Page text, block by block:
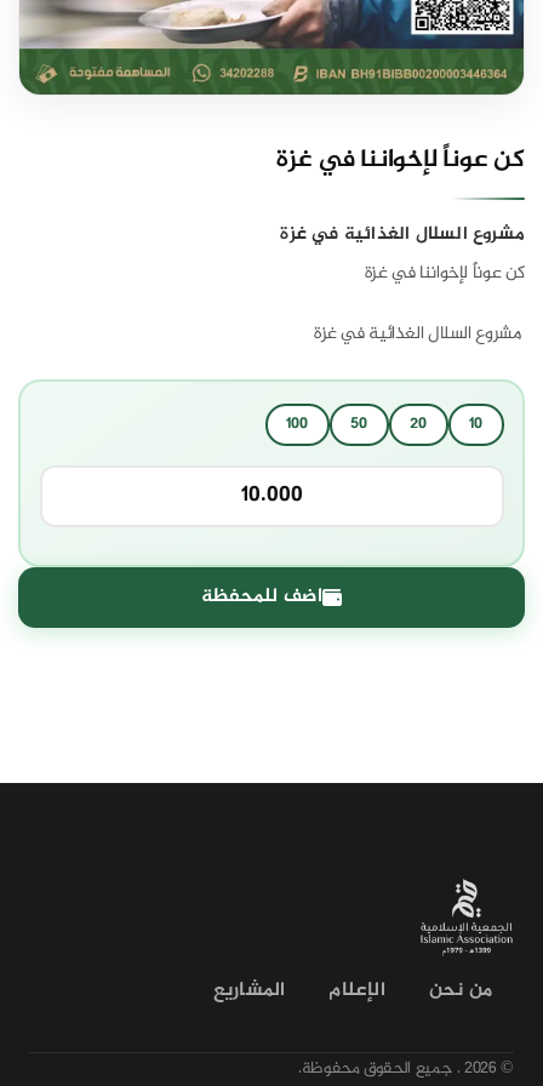
كن عوناً لإخواننا في غزة
مشروع السلال الغذائية في غزة
كن عوناً لإخواننا في غزة
مشروع السلال الغذائية في غزة
10
20
50
100
اضف للمحفظة
من نحن الإعلام المشاريع
© 2026 . جميع الحقوق محفوظة.